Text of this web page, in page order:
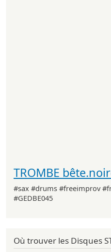
TROMBE
#sax #drums #freeimprov
#GEDBE045
Où trouver les Disques